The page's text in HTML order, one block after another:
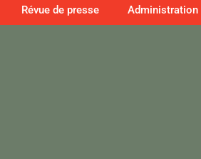
Révue de presse Administration